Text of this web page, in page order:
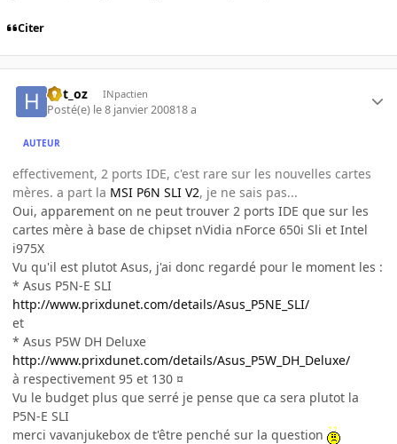
Citer
hbt_oz INpactien
Posté(e) le 8 janvier 200818 a
AUTEUR
effectivement, 2 ports IDE, c'est rare sur les nouvelles cartes
mères. a part la MSI P6N SLI V2, je ne sais pas...
Oui, apparement on ne peut trouver 2 ports IDE que sur les
cartes mère à base de chipset nVidia nForce 650i Sli et Intel
i975X
Vu qu'il est plutot Asus, j'ai donc regardé pour le moment les :
* Asus P5N-E SLI
http://www.prixdunet.com/details/Asus_P5NE_SLI/
et
* Asus P5W DH Deluxe
http://www.prixdunet.com/details/Asus_P5W_DH_Deluxe/
à respectivement 95 et 130 ¤
Vu le budget plus que serré je pense que ca sera plutot la
P5N-E SLI
merci vavanjukebox de t'être penché sur la question